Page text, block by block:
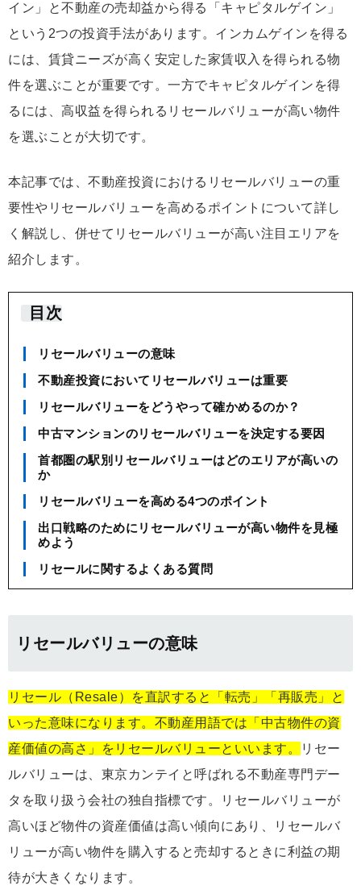
イン」と不動産の売却益から得る「キャピタルゲイン」
という2つの投資手法があります。インカムゲインを得る
には、賃貸ニーズが高く安定した家賃収入を得られる物
件を選ぶことが重要です。一方でキャピタルゲインを得
るには、高収益を得られるリセールバリューが高い物件
を選ぶことが大切です。
本記事では、不動産投資におけるリセールバリューの重
要性やリセールバリューを高めるポイントについて詳し
く解説し、併せてリセールバリューが高い注目エリアを
紹介します。
目次
リセールバリューの意味
不動産投資においてリセールバリューは重要
リセールバリューをどうやって確かめるのか？
中古マンションのリセールバリューを決定する要因
首都圏の駅別リセールバリューはどのエリアが高いの
か
リセールバリューを高める4つのポイント
出口戦略のためにリセールバリューが高い物件を見極
めよう
リセールに関するよくある質問
リセールバリューの意味
リセール（Resale）を直訳すると「転売」「再販売」と
いった意味になります。不動産用語では「中古物件の資
産価値の高さ」をリセールバリューといいます。
リセー
ルバリューは、東京カンテイと呼ばれる不動産専門デー
タを取り扱う会社の独自指標です。リセールバリューが
高いほど物件の資産価値は高い傾向にあり、リセールバ
リューが高い物件を購入すると売却するときに利益の期
待が大きくなります。